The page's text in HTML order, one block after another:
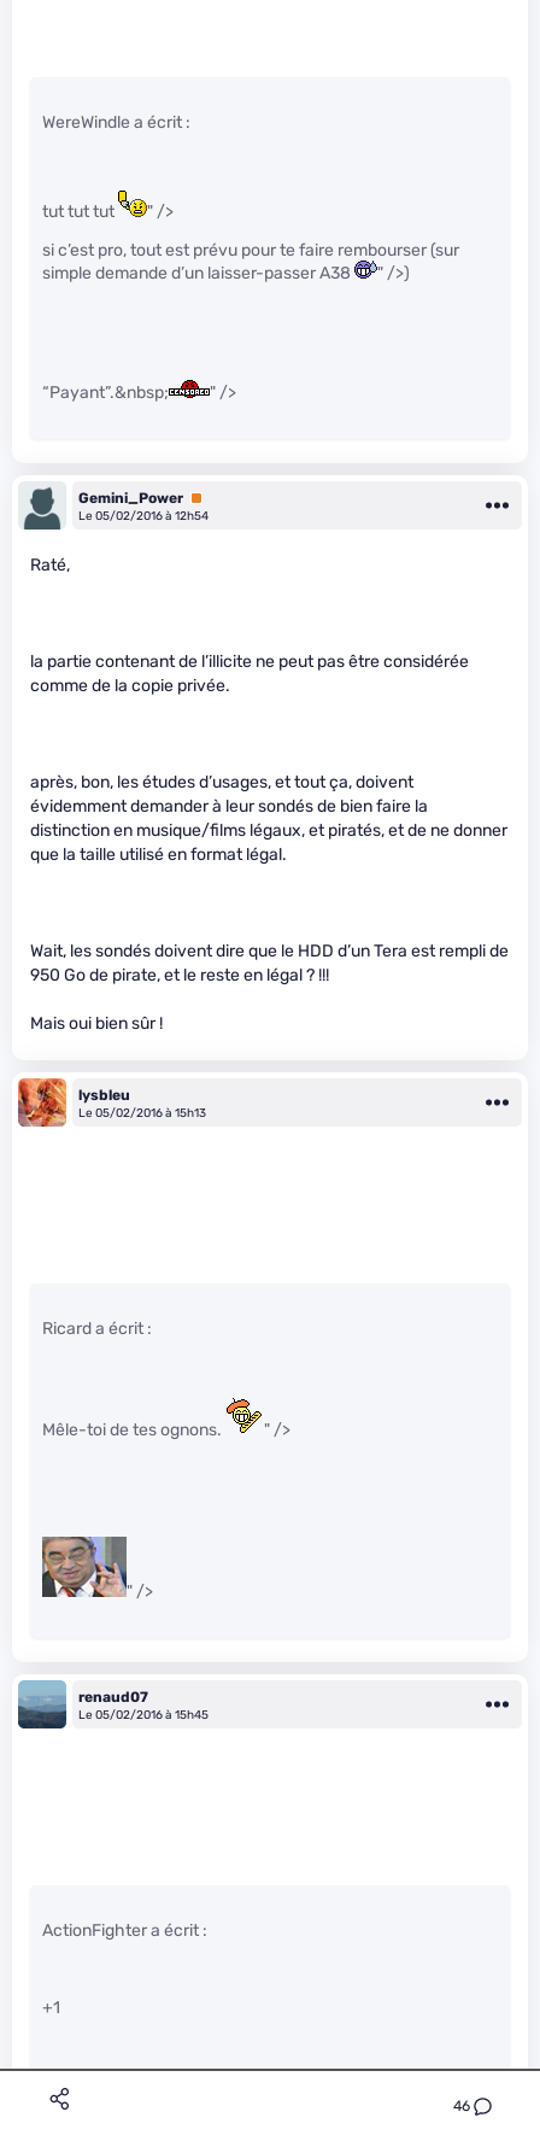
46
WereWindle a écrit :
tut tut tut
" />
si c’est pro, tout est prévu pour te faire rembourser (sur
simple demande d’un laisser-passer A38
" />)
“Payant”.&nbsp; " />
Gemini_Power Premium
Le 05/02/2016 à 12h54
Raté,
la partie contenant de l’illicite ne peut pas être considérée
comme de la copie privée.
après, bon, les études d’usages, et tout ça, doivent
évidemment demander à leur sondés de bien faire la
distinction en musique/films légaux, et piratés, et de ne donner
que la taille utilisé en format légal.
Wait, les sondés doivent dire que le HDD d’un Tera est rempli de
950 Go de pirate, et le reste en légal ? !!!
Mais oui bien sûr !
lysbleu
Le 05/02/2016 à 15h13
Ricard a écrit :
Mêle-toi de tes ognons. " />
" />
renaud07
Le 05/02/2016 à 15h45
ActionFighter a écrit :
+1
Et il faudrait que la RCP soit prélevée directement sur les
médias et non sur les espaces de stockage pour justement